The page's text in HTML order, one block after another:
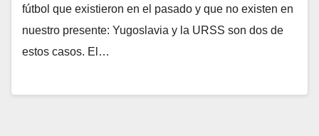
fútbol que existieron en el pasado y que no existen en
nuestro presente: Yugoslavia y la URSS son dos de
estos casos. El…